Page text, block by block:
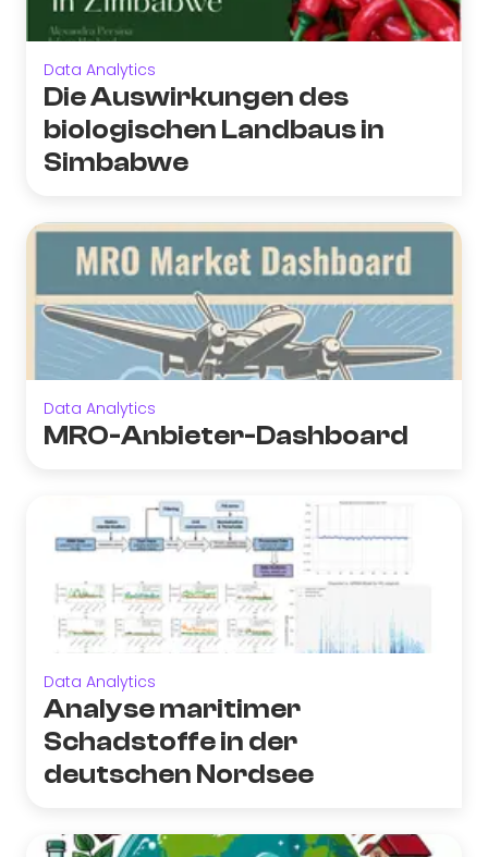
Data Analytics
Die Auswirkungen des
biologischen Landbaus in
Simbabwe
Data Analytics
MRO-Anbieter-Dashboard
Data Analytics
Analyse maritimer
Schadstoffe in der
deutschen Nordsee